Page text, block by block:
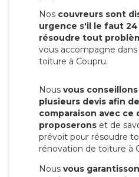
Nos couvreurs sont
urgence s'il le faut
résoudre tout
vous accompagne
toiture à Coupru.
Nous vous
plusieurs devis afin
comparaison avec ce
proposerons et de
prévoit pour résoudre
rénovation de toiture à
Nous vous